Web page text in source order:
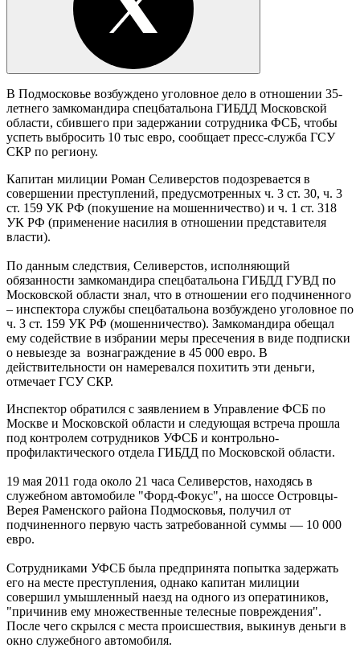
В Подмосковье возбуждено уголовное дело в отношении 35-
летнего замкомандира спецбатальона ГИБДД Московской
области, сбившего при задержании сотрудника ФСБ, чтобы
успеть выбросить 10 тыс евро, сообщает пресс-служба ГСУ
СКР по региону.
Капитан милиции Роман Селиверстов подозревается в
совершении преступлений, предусмотренных ч. 3 ст. 30, ч. 3
ст. 159 УК РФ (покушение на мошенничество) и ч. 1 ст. 318
УК РФ (применение насилия в отношении представителя
власти).
По данным следствия, Селиверстов, исполняющий
обязанности замкомандира спецбатальона ГИБДД ГУВД по
Московской области знал, что в отношении его подчиненного
– инспектора службы спецбатальона возбуждено уголовное по
ч. 3 ст. 159 УК РФ (мошенничество). Замкомандира обещал
ему содействие в избрании меры пресечения в виде подписки
о невыезде за вознаграждение в 45 000 евро. В
действительности он намеревался похитить эти деньги,
отмечает ГСУ СКР.
Инспектор обратился с заявлением в Управление ФСБ по
Москве и Московской области и следующая встреча прошла
под контролем сотрудников УФСБ и контрольно-
профилактического отдела ГИБДД по Московской области.
19 мая 2011 года около 21 часа Селиверстов, находясь в
служебном автомобиле "Форд-Фокус", на шоссе Островцы-
Верея Раменского района Подмосковья, получил от
подчиненного первую часть затребованной суммы — 10 000
евро.
Сотрудниками УФСБ была предпринята попытка задержать
его на месте преступления, однако капитан милиции
совершил умышленный наезд на одного из оператиников,
"причинив ему множественные телесные повреждения".
После чего скрылся с места происшествия, выкинув деньги в
окно служебного автомобиля.